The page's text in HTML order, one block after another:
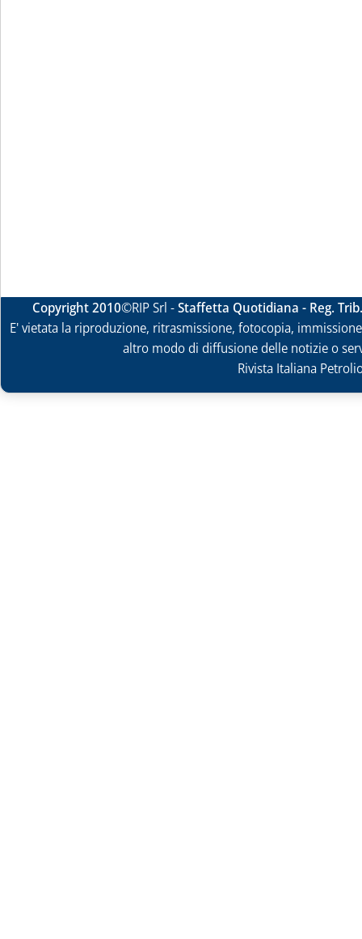
Copyright 2010©RIP Srl -Staffetta Quotidiana - Reg.
E' vietata la riproduzione, ritrasmissione, fotocopia,
altro modo di diffusione delle notizie o
Rivista Italiana